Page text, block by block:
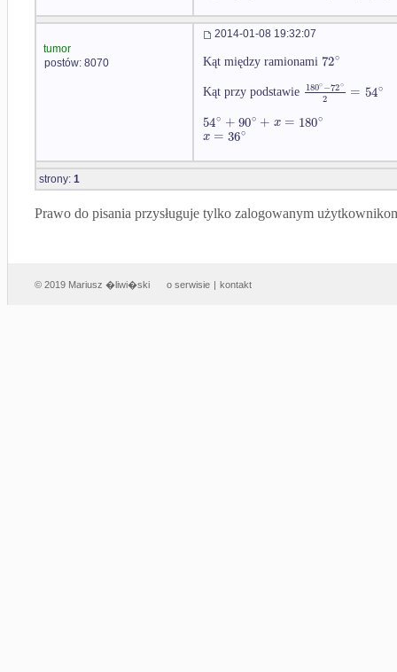
tumor
postów: 8070
2014-01-08 19:32:07
Kąt między ramionami 72∘
Kąt przy podstawie 180∘−72∘
2 = 54∘
54∘ +90∘ + x = 180∘
x = 36∘
strony: 1
Prawo do pisania przysługuje tylko zalogowanym
© 2019 Mariusz �liwi�ski o serwisie | kontakt